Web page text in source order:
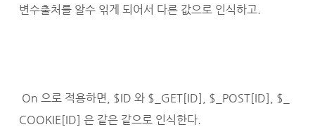
변수출처를 알수 읶게 되어서 다른 값으로 인식하고.
On 으로 적용하면, $ID 와 $_GET[ID], $_POST[ID], $_
COOKIE[ID] 은 같은 같으로 인식한다.